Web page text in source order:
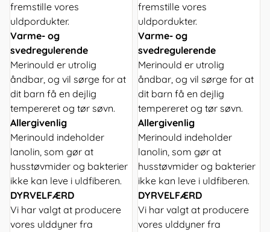
fremstille vores
uldpordukter.
Varme- og
svedregulerende
Merinould er utrolig
åndbar, og vil sørge for at
dit barn få en dejlig
tempereret og tør søvn.
Allergivenlig
Merinould indeholder
lanolin, som gør at
husstøvmider og bakterier
ikke kan leve i uldfiberen.
DYRVELFÆRD
Vi har valgt at producere
vores ulddyner fra
fremstille vores
uldpordukter.
Varme- og
svedregulerende
Merinould er utrolig
åndbar, og vil sørge for at
dit barn få en dejlig
tempereret og tør søvn.
Allergivenlig
Merinould indeholder
lanolin, som gør at
husstøvmider og bakterier
ikke kan leve i uldfiberen.
DYRVELFÆRD
Vi har valgt at producere
vores ulddyner fra